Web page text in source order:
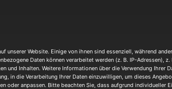
unserer Website. Einige von ihnen sind essenziell, während
Daten können verarbeitet werden (z. B. IP-Adressen),
und Inhalten. Weitere Informationen über die Verwendung Ihrer
in die Verarbeitung Ihrer Daten einzuwilligen, um dieses
oder anpassen. Bitte beachten Sie, dass aufgrund individueller